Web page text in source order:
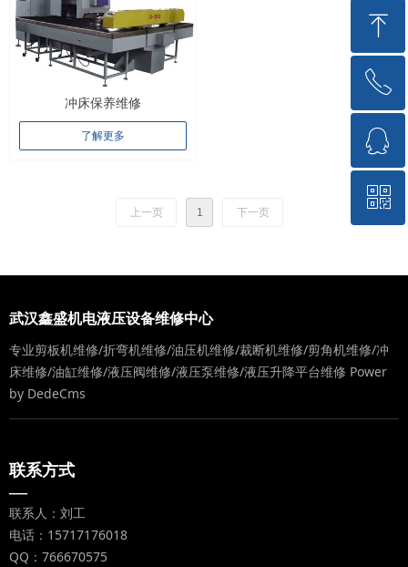
冲床保养维修
了解更多
上一页 1 下一页
武汉鑫盛机电液压设备维修中心
专业剪板机维修/折弯机维修/油压机维修/裁断机维修/剪角机维修/冲
床维修/油缸维修/液压阀维修/液压泵维修/液压升降平台维修 Power
by DedeCms
联系方式
—
联系人：刘工
电话：15717176018
QQ：766670575
ꁸ
回到顶部
ꂅ
15717176018
ꁗ
QQ客服
ꀥ